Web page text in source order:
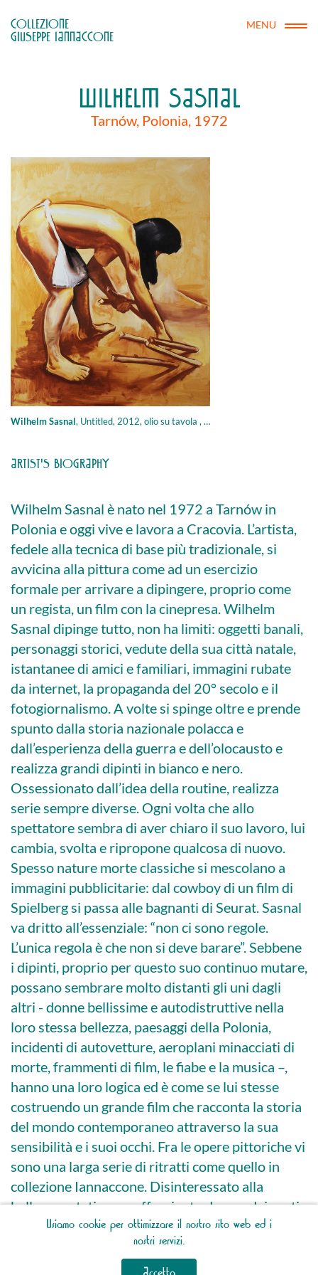
COLLEZIONE
GIUSEPPE IANNACCONE
MENU
WILHELM SASNAL
Tarnów, Polonia, 1972
Wilhelm Sasnal, Untitled, 2012, olio su tavola , 100 × 80 cm
ARTIST'S BIOGRAPHY
Wilhelm Sasnal è nato nel 1972 a Tarnów in
Polonia e oggi vive e lavora a Cracovia. L’artista,
fedele alla tecnica di base più tradizionale, si
avvicina alla pittura come ad un esercizio
formale per arrivare a dipingere, proprio come
un regista, un film con la cinepresa. Wilhelm
Sasnal dipinge tutto, non ha limiti: oggetti banali,
personaggi storici, vedute della sua città natale,
istantanee di amici e familiari, immagini rubate
da internet, la propaganda del 20° secolo e il
fotogiornalismo. A volte si spinge oltre e prende
spunto dalla storia nazionale polacca e
dall’esperienza della guerra e dell’olocausto e
realizza grandi dipinti in bianco e nero.
Ossessionato dall’idea della routine, realizza
serie sempre diverse. Ogni volta che allo
spettatore sembra di aver chiaro il suo lavoro, lui
cambia, svolta e ripropone qualcosa di nuovo.
Spesso nature morte classiche si mescolano a
immagini pubblicitarie: dal cowboy di un film di
Spielberg si passa alle bagnanti di Seurat. Sasnal
va dritto all’essenziale: “non ci sono regole.
L’unica regola è che non si deve barare”. Sebbene
i dipinti, proprio per questo suo continuo mutare,
possano sembrare molto distanti gli uni dagli
altri - donne bellissime e autodistruttive nella
loro stessa bellezza, paesaggi della Polonia,
incidenti di autovetture, aeroplani minacciati di
morte, frammenti di film, le fiabe e la musica –,
hanno una loro logica ed è come se lui stesse
costruendo un grande film che racconta la storia
del mondo contemporaneo attraverso la sua
sensibilità e i suoi occhi. Fra le opere pittoriche vi
sono una larga serie di ritratti come quello in
collezione Iannaccone. Disinteressato alla
bellezza estetica ma affascinato da uno dei gesti
più primivitivi, l’atto di accendere il fuoco, questa
figura silenziosa dipinta con maestria è immobile
e sembra alludere alla lenta autodistruzione della
Usiamo cookie per ottimizzare il nostro sito web ed i
nostri servizi.